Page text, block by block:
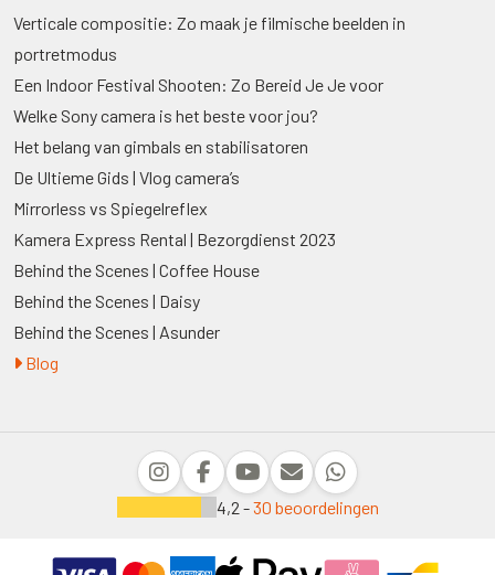
Verticale compositie: Zo maak je filmische beelden in
portretmodus
Een Indoor Festival Shooten: Zo Bereid Je Je voor
Welke Sony camera is het beste voor jou?
Het belang van gimbals en stabilisatoren
De Ultieme Gids | Vlog camera’s
Mirrorless vs Spiegelreflex
Kamera Express Rental | Bezorgdienst 2023
Behind the Scenes | Coffee House
Behind the Scenes | Daisy
Behind the Scenes | Asunder
Blog
4,2 -30 beoordelingen